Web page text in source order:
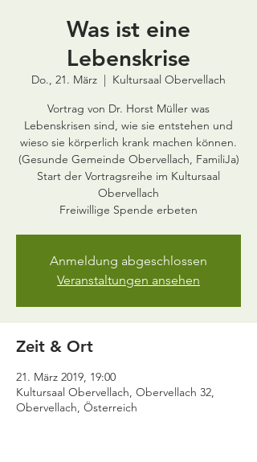
Was ist eine
Lebenskrise
Do., 21. März
  |
Kultursaal Obervellach
Vortrag von Dr. Horst Müller was
Lebenskrisen sind, wie sie entstehen und
wieso sie körperlich krank machen können.
(Gesunde Gemeinde Obervellach, FamiliJa)
Start der Vortragsreihe im Kultursaal
Obervellach
Freiwillige Spende erbeten
Anmeldung abgeschlossen
Veranstaltungen ansehen
Zeit & Ort
21. März 2019, 19:00
Kultursaal Obervellach, Obervellach 32,
Obervellach, Österreich